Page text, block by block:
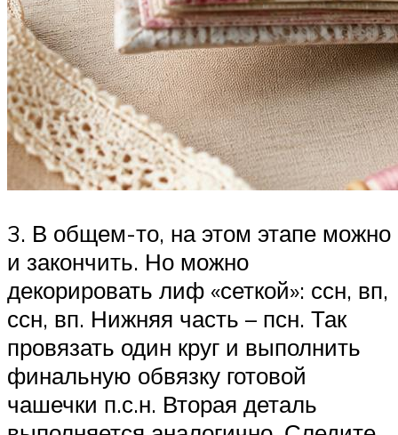
3. В общем-то, на этом этапе можно
и закончить. Но можно
декорировать лиф «сеткой»: ссн, вп,
ссн, вп. Нижняя часть – псн. Так
провязать один круг и выполнить
финальную обвязку готовой
чашечки п.с.н. Вторая деталь